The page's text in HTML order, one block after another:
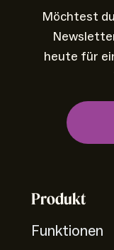
Möchtest
heute für
Produkt
Funktionen